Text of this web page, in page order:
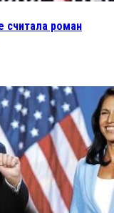
считала роман